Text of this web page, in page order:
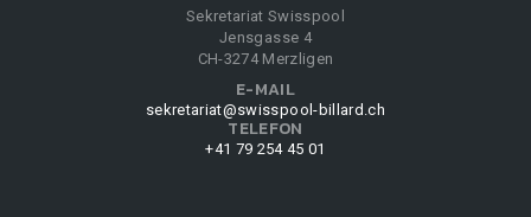
Sekretariat Swisspool
Jensgasse 4
CH-3274 Merzligen
E-MAIL
sekretariat@swisspool-billard.ch
TELEFON
+41 79 254 45 01